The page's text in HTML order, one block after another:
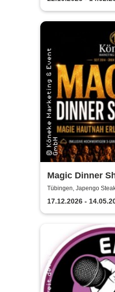
Magic Dinner
Exklusive
Jahren & über
Dinner Shows
Tübingen, Japengo
17.12.2026 -